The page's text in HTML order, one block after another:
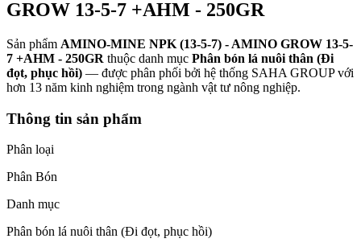
GROW 13-5-7 +AHM - 250GR
Sản phẩm AMINO-MINE NPK (13-5-7) - AMINO GROW 13-5-
7 +AHM - 250GR thuộc danh mục Phân bón lá nuôi thân (Đi
đọt, phục hồi) — được phân phối bởi hệ thống SAHA GROUP với
hơn 13 năm kinh nghiệm trong ngành vật tư nông nghiệp.
Thông tin sản phẩm
Phân loại
Phân Bón
Danh mục
Phân bón lá nuôi thân (Đi đọt, phục hồi)